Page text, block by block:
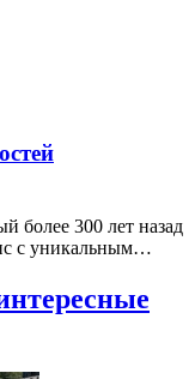
более 300 лет назад
с уникальным…